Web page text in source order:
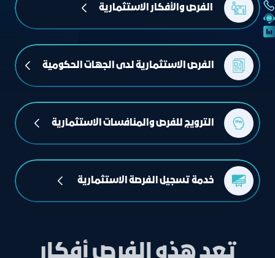
الفرص والأفكار الاستثمارية
الفرص الاستثمارية لدى الجهات الحكومية
الترويج للفرص والمنافسات الاستثمارية
خدمة تسجيل الفرصة الاستثمارية